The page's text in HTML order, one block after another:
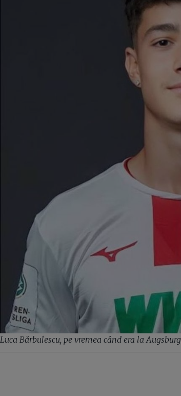
Luca Bărbulescu, pe vremea când era la Augsburg